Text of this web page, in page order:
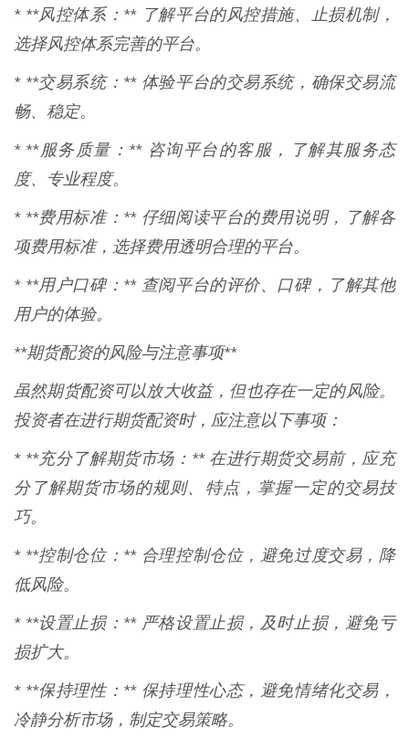
* **风控体系：** 了解平台的风控措施、止损机制，
选择风控体系完善的平台。
* **交易系统：** 体验平台的交易系统，确保交易流
畅、稳定。
* **服务质量：** 咨询平台的客服，了解其服务态
度、专业程度。
* **费用标准：** 仔细阅读平台的费用说明，了解各
项费用标准，选择费用透明合理的平台。
* **用户口碑：** 查阅平台的评价、口碑，了解其他
用户的体验。
**期货配资的风险与注意事项**
虽然期货配资可以放大收益，但也存在一定的风险。
投资者在进行期货配资时，应注意以下事项：
* **充分了解期货市场：** 在进行期货交易前，应充
分了解期货市场的规则、特点，掌握一定的交易技
巧。
* **控制仓位：** 合理控制仓位，避免过度交易，降
低风险。
* **设置止损：** 严格设置止损，及时止损，避免亏
损扩大。
* **保持理性：** 保持理性心态，避免情绪化交易，
冷静分析市场，制定交易策略。